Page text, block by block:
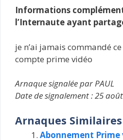
Informations
l’Internaute ayant
je n’ai jamais commandé
compte prime vidéo
Arnaque signalée par PAUL
Date de signalement : 25
Arnaques Similaires
Abonnement Prime